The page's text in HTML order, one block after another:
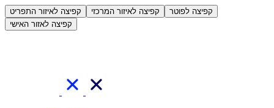
קפיצה לאיזור התפריט קפיצה לאיזור המרכזי
קפיצה לפוטר
קפיצה לאזור האישי